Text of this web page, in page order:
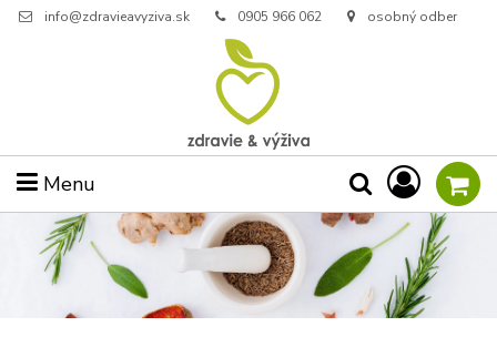
info@zdravieavyziva.sk 0905 966 062 osobný odber
Menu